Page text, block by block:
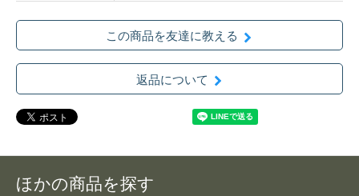
この商品を友達に教える
返品について
ほかの商品を探す